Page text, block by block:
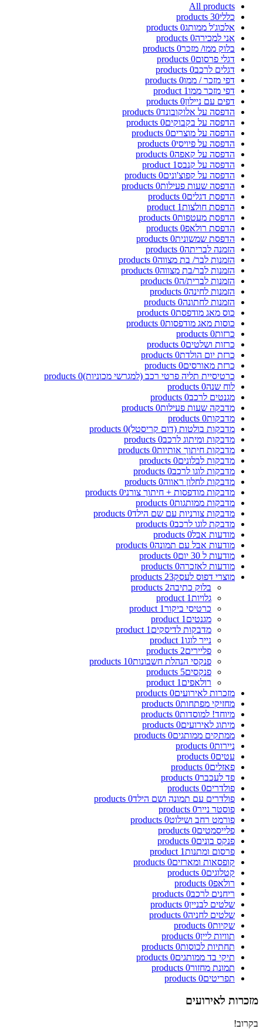
All products
כללי30
products
אלכוג'ל ממותג0
products
אני למכירה0
products
בלוק ממו/ מזכר0
products
דגלי פרסום0
products
דגלים לרכב0
products
דפי מזכר / ממו0
products
דפי מזכר ממו1
product
דפים עם ניילון0
products
הדפסה על אלוקובונד0
products
הדפסה על בקבוקים0
products
הדפסה על מוצרים0
products
הדפסה על פיויסי0
products
הדפסה על קאפה0
products
הדפסה על קנבס1
product
הדפסה על קפוצ'ונים0
products
הדפסה שעות פעילות0
products
הדפסת דגלים0
products
הדפסת חולצות1
product
הדפסת מעטפות0
products
הדפסת רולאפ0
products
הדפסת שמשונית0
products
הזמנה לבריתה0
products
הזמנות לבר/ בת מצווה0
products
הזמנות לבר/בת מצווה0
products
הזמנות לברית/ה0
products
הזמנות לחינה0
products
הזמנות לחתונה0
products
כוס מאג מודפסת0
products
כוסות מאג מודפסות0
products
כרזות0
products
כרזות ושלטים0
products
כרזת יום הולדת0
products
כרזת מאורסים0
products
כרטיסיית תליה פרטי רכב (למגרשי מכוניות)0
products
לוח שנה0
products
מגנטים לרכב0
products
מדבקה שעות פעילות0
products
מדבקות0
products
מדבקות בולטות (דום קריסטל)0
products
מדבקות ומיתוג לרכב0
products
מדבקות חיתוך אותיות0
products
מדבקות לבלונים0
products
מדבקות לוגו לרכב0
products
מדבקות לחלון ראווה0
products
מדבקות מודפסות + חיתוך צורני0
products
מדבקות ממותגות0
products
מדבקות צורניות עם שם הילד0
products
מדבקת לוגו לרכב0
products
מודעות אבל0
products
מודעות אבל עם תמונה0
products
מודעות ל 30 יום
0
products
מודעות לאזכרה0
products
מוצרי דפוס לעסק23
products
בלוק כתיבה2
products
גלויות1
product
כרטיסי ביקור1
product
מגנטים 1
product
מדבקות לדיסקים 1
product
נייר לוגו1
product
פליירים2
products
פנקסי הנהלת חשבונות10
products
פנקסים5
products
רולאפים 1
product
מזכרות לאירועים0
products
מחזיקי מפתחות0
products
מיוחד! למוסדות0
products
מיתוג לאירועים0
products
ממתקים ממותגים0
products
ניירות0
products
עטים0
products
פאזלים0
products
פד לעכבר0
products
פולדרים0
products
פולדרים עם תמונה ושם הילד0
products
פוסטר נייר0
products
פורמט רחב ושילוט0
products
פלייסמטים0
products
פנקס בונים0
products
פרסום ומתנות1
product
קופסאות ומארזים0
products
קטלוגים0
products
רולאפ0
products
ריחנים לרכב0
products
שלטים לבניין0
products
שלטים לחניה0
products
שקיות0
products
תוויות ליין0
products
תחתיות לכוסות0
products
תיקי בד ממותגים0
products
תמונת מחזור0
products
תפריטים0
products
מזכרות לאירועים
בקרוב!